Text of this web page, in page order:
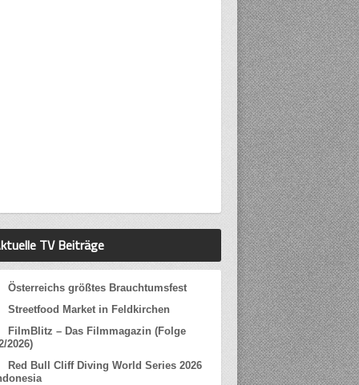
TV Beiträge
Österreichs größtes Brauchtumsfest
Streetfood Market in Feldkirchen
FilmBlitz – Das Filmmagazin (Folge
2026)
Red Bull Cliff Diving World Series 2026